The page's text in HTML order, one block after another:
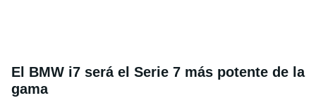
El BMW i7 será el Serie 7 más potente de la
gama